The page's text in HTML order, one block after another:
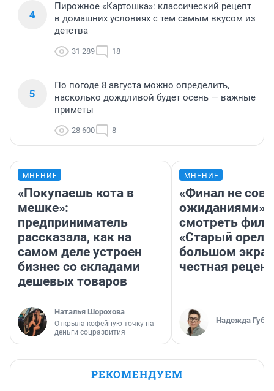
4
Пирожное «Картошка»: классический рецепт
в домашних условиях с тем самым вкусом из
детства
31 289 18
5
По погоде 8 августа можно определить,
насколько дождливой будет осень — важные
приметы
28 600 8
МНЕНИЕ
«Покупаешь кота в
мешке»:
предприниматель
рассказала, как на
самом деле устроен
бизнес со складами
дешевых товаров
Наталья Шорохова
Открыла кофейную точку на
деньги соцразвития
МНЕНИЕ
«Финал не
ожиданиями»:
смотреть
«Старый орел»
большом
честная
Надежда
РЕКОМЕНДУЕМ